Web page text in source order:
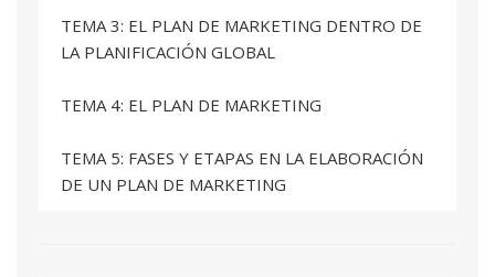
que sean obligatorios. Así como asistir a la clase
planificada en directo.
TEMA 3: EL PLAN DE MARKETING DENTRO DE
LA PLANIFICACIÓN GLOBAL
TEMA 4: EL PLAN DE MARKETING
TEMA 5: FASES Y ETAPAS EN LA ELABORACIÓN
DE UN PLAN DE MARKETING